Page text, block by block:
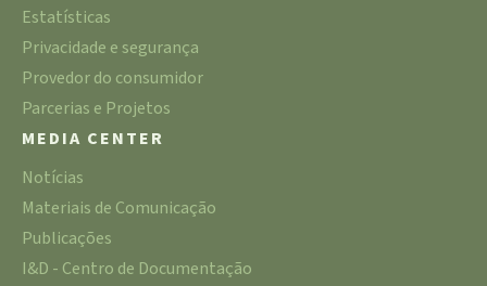
Estatísticas
Privacidade e segurança
Provedor do consumidor
Parcerias e Projetos
MEDIA CENTER
Notícias
Materiais de Comunicação
Publicações
I&D - Centro de Documentação